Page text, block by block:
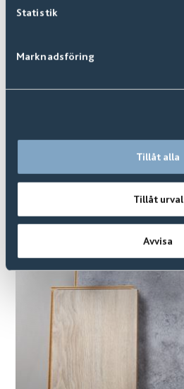
Statistik
Marknadsföring
Tillåt alla
Tillåt urval
Avvisa